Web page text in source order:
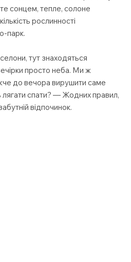
сонцем, тепле, солоне
рослинності
парк.
тут знаходяться
просто неба. Ми ж
до вечора вирушити саме
спати? — Жодних правил,
відпочинок.